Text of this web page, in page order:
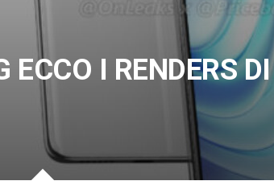
ECCO I RENDERS DI